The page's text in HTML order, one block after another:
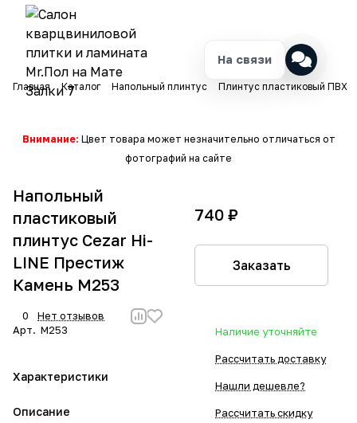
Главная Каталог Напольный плинтус Плинтус пластиковый ПВХ
Внимание: Цвет товара может незначительно отличаться от
фотографий на сайте
Напольный
пластиковый
плинтус Cezar Hi-
LINE Престиж
Камень M253
0
Нет отзывов
Арт. M253
Характеристики
Описание
740 ₽
Заказать
Наличие уточняйте
Рассчитать доставку
Нашли дешевле?
Рассчитать скидку
На связи